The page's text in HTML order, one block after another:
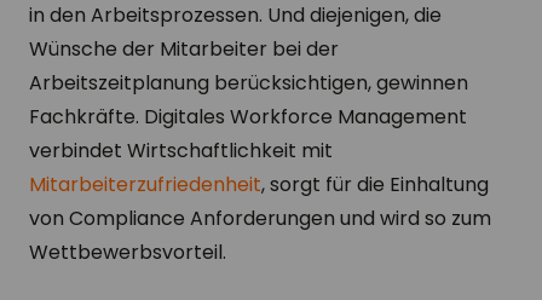
in den Arbeitsprozessen. Und diejenigen, die
Wünsche der Mitarbeiter bei der
Arbeitszeitplanung berücksichtigen, gewinnen
Fachkräfte. Digitales Workforce Management
verbindet Wirtschaftlichkeit mit
Mitarbeiterzufriedenheit, sorgt für die Einhaltung
von Compliance Anforderungen und wird so zum
Wettbewerbsvorteil.